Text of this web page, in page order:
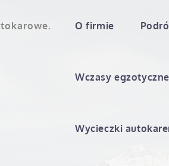
O firmie
Wczasy egzotyczne
Wycieczki